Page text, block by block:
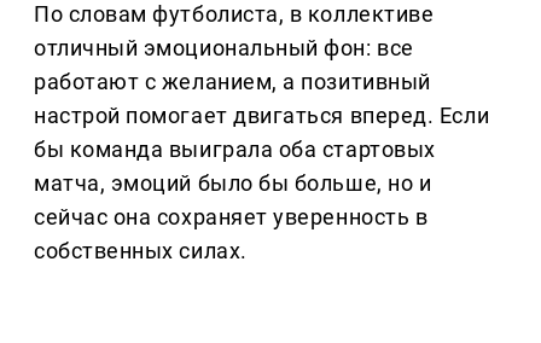
По словам футболиста, в коллективе
отличный эмоциональный фон: все
работают с желанием, а позитивный
настрой помогает двигаться вперед. Если
бы команда выиграла оба стартовых
матча, эмоций было бы больше, но и
сейчас она сохраняет уверенность в
собственных силах.